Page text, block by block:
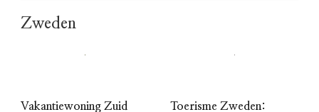
Zweden
Vakantiewoning Zuid
Toerisme Zweden: